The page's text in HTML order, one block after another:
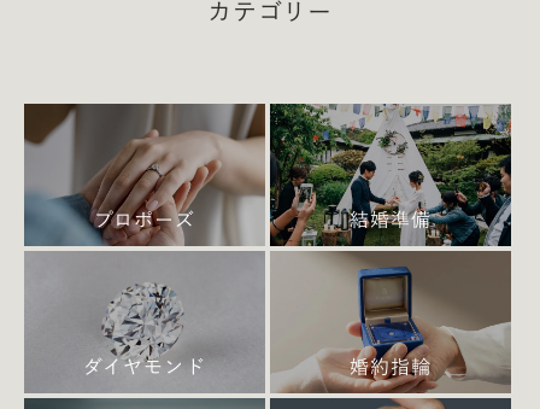
そのこだわりと完成までの試行錯誤について語って
もらいました。
モノじゃない。伝えたいのは時を重ねてい
く「夫婦の空気」
カテゴリー
プロポーズ 結婚準備
ダイヤモンド 婚約指輪